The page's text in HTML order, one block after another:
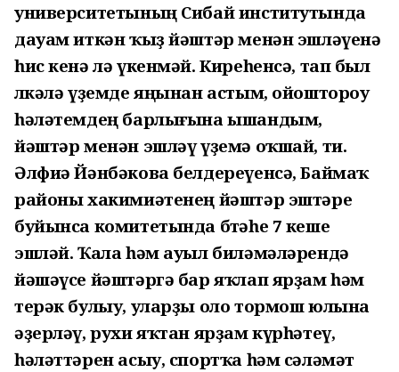
университетының Сибай институтында
дауам иткән ҡыҙ йәштәр менән эшләүенә
һис кенә лә үкенмәй. Киреһенсә, тап был
өлкәлә үҙемде яңынан астым, ойоштороу
һәләтемдең барлығына ышандым,
йәштәр менән эшләү үҙемә оҡшай, ти.
Әлфиә Йәнбәкова белдереүенсә, Баймаҡ
районы хакимиәтенең йәштәр эштәре
буйынса комитетында бөтәһе 7 кеше
эшләй. Ҡала һәм ауыл биләмәләрендә
йәшәүсе йәштәргә бар яҡлап ярҙам һәм
терәк булыу, уларҙы оло тормош юлына
әҙерләү, рухи яҡтан ярҙам күрһәтеү,
һәләттәрен асыу, спортҡа һәм сәләмәт